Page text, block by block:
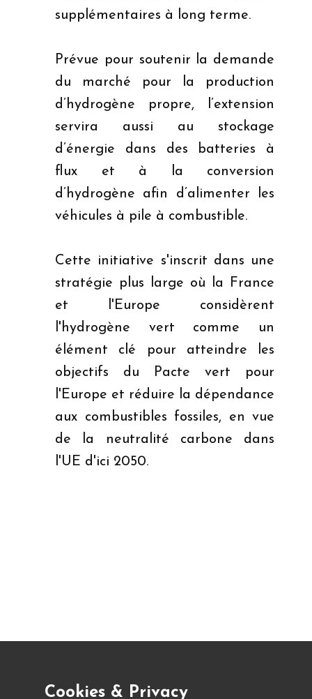
supplémentaires à long terme.
Prévue pour soutenir la demande
du marché pour la production
d’hydrogène propre, l’extension
servira aussi au stockage
d’énergie dans des batteries à
flux et à la conversion
d’hydrogène afin d’alimenter les
véhicules à pile à combustible.
Cette initiative s'inscrit dans une
stratégie plus large où la France
et l'Europe considèrent
l'hydrogène vert comme un
élément clé pour atteindre les
objectifs du Pacte vert pour
l'Europe et réduire la dépendance
aux combustibles fossiles, en vue
de la neutralité carbone dans
Cookies & Privacy